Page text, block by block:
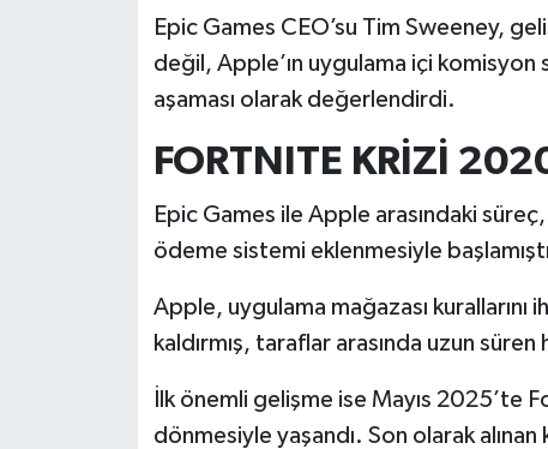
Epic Games CEO’su Tim Sweeney,
değil, Apple’ın uygulama içi
aşaması olarak değerlendirdi.
FORTNITE KRİZİ
Epic Games ile Apple arasındaki
ödeme sistemi eklenmesiyle
Apple, uygulama mağazası
kaldırmış, taraflar arasında uzun süren
İlk önemli gelişme ise Mayıs 2025’te
dönmesiyle yaşandı. Son olarak